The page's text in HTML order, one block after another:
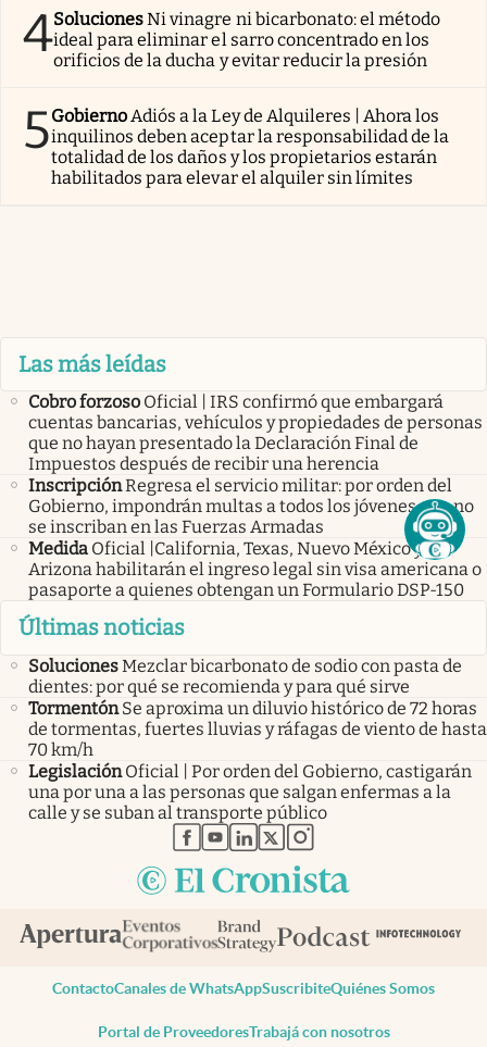
4SolucionesNi vinagre ni bicarbonato: el método
ideal para eliminar el sarro concentrado en los
orificios de la ducha y evitar reducir la presión
5Gobierno Adiós a la Ley de Alquileres | Ahora los
inquilinos deben aceptar la responsabilidad de la
totalidad de los daños y los propietarios estarán
habilitados para elevar el alquiler sin límites
Las más leídas
Cobro forzoso Oficial | IRS confirmó que embargará
cuentas bancarias, vehículos y propiedades de personas
que no hayan presentado la Declaración Final de
Impuestos después de recibir una herencia
InscripciónRegresa el servicio militar: por orden del
Gobierno, impondrán multas a todos los jóvenes que no
se inscriban en las Fuerzas Armadas
Medida Oficial |California, Texas, Nuevo México y
Arizona habilitarán el ingreso legal sin visa americana o
pasaporte a quienes obtengan un Formulario DSP-150
Últimas noticias
SolucionesMezclar bicarbonato de sodio con pasta de
dientes: por qué se recomienda y para qué sirve
Tormentón Se aproxima un diluvio histórico de 72 horas
de tormentas, fuertes lluvias y ráfagas de viento de hasta
70 km/h
Legislación Oficial | Por orden del Gobierno, castigarán
una por una a las personas que salgan enfermas a la
calle y se suban al transporte público
abre en nueva pestaña
abre en nueva pestaña
abre en nueva pestaña
abre en nueva pestaña
abre en nueva pestaña
ContactoCanales de WhatsAppSuscribiteQuiénes Somos
Portal de ProveedoresTrabajá con nosotros